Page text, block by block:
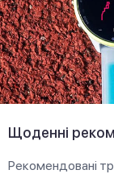
Щоденні
Рекомендовані